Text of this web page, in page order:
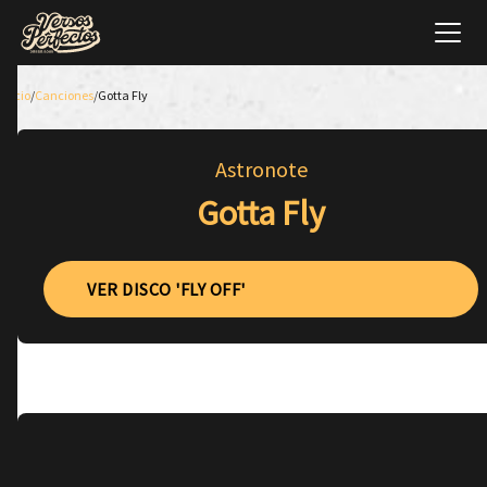
Inicio/Canciones/Gotta Fly
Astronote
Gotta Fly
VER DISCO 'FLY OFF'